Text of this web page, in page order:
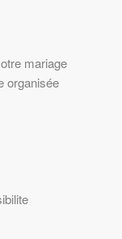
mariage
organisée